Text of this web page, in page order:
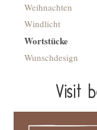
Weihnachten
Windlicht
Wortstücke
Wunschdesign
Visit